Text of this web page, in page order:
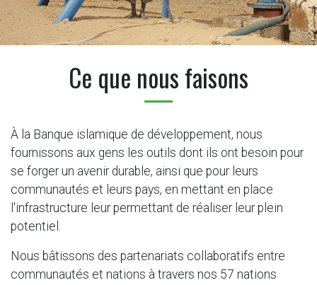
Ce que nous faisons
À la Banque islamique de développement, nous
fournissons aux gens les outils dont ils ont besoin pour
se forger un avenir durable, ainsi que pour leurs
communautés et leurs pays, en mettant en place
l'infrastructure leur permettant de réaliser leur plein
potentiel.
Nous bâtissons des partenariats collaboratifs entre
communautés et nations à travers nos 57 nations